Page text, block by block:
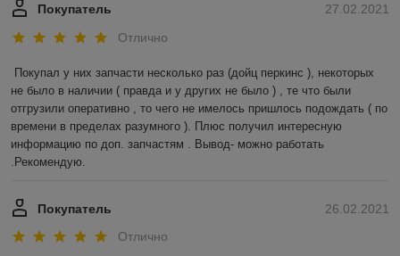
27.02.2021
Покупатель
Отлично
Покупал у них запчасти несколько раз (дойц перкинс ), некоторых
не было в наличии ( правда и у других не было ) , те что были
отгрузили оперативно , то чего не имелось пришлось подождать ( по
времени в пределах разумного ). Плюс получил интересную
информацию по доп. запчастям . Вывод- можно работать
.Рекомендую.
26.02.2021
Покупатель
Отлично